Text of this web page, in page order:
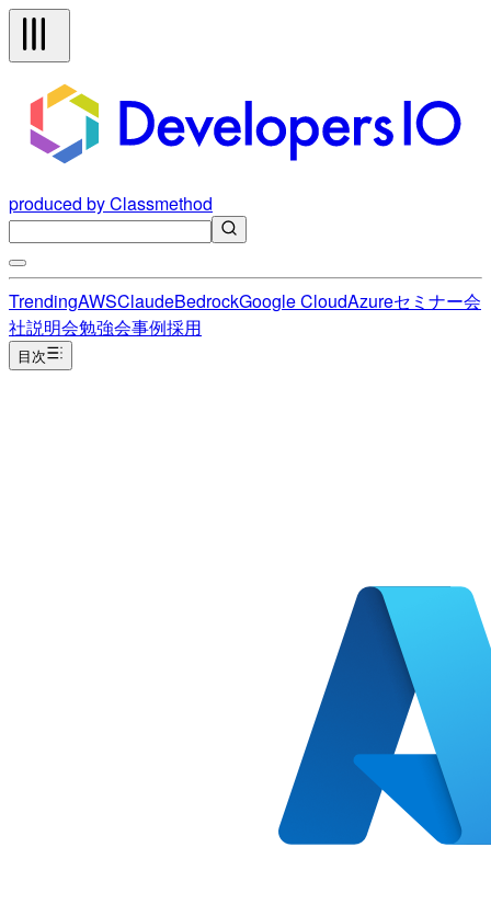
produced by Classmethod
TrendingAWSClaudeBedrockGoogle CloudAzureセミナー会
社説明会勉強会事例採用
目次